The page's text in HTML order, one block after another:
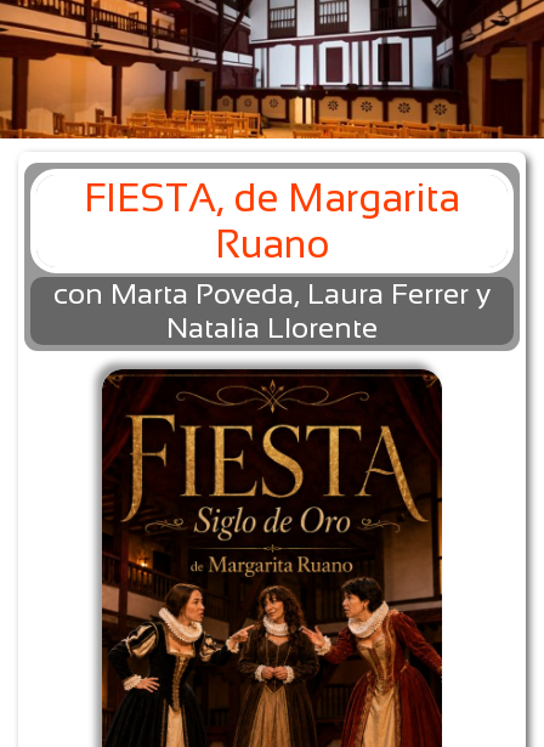
FIESTA, de Margarita
Ruano
con Marta Poveda, Laura Ferrer y
Natalia Llorente​